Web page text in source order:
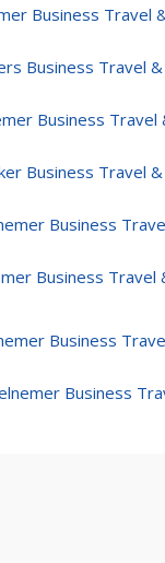
Business Travel
Business Travel
Business
Business Travel
Business
Business
Business
Business